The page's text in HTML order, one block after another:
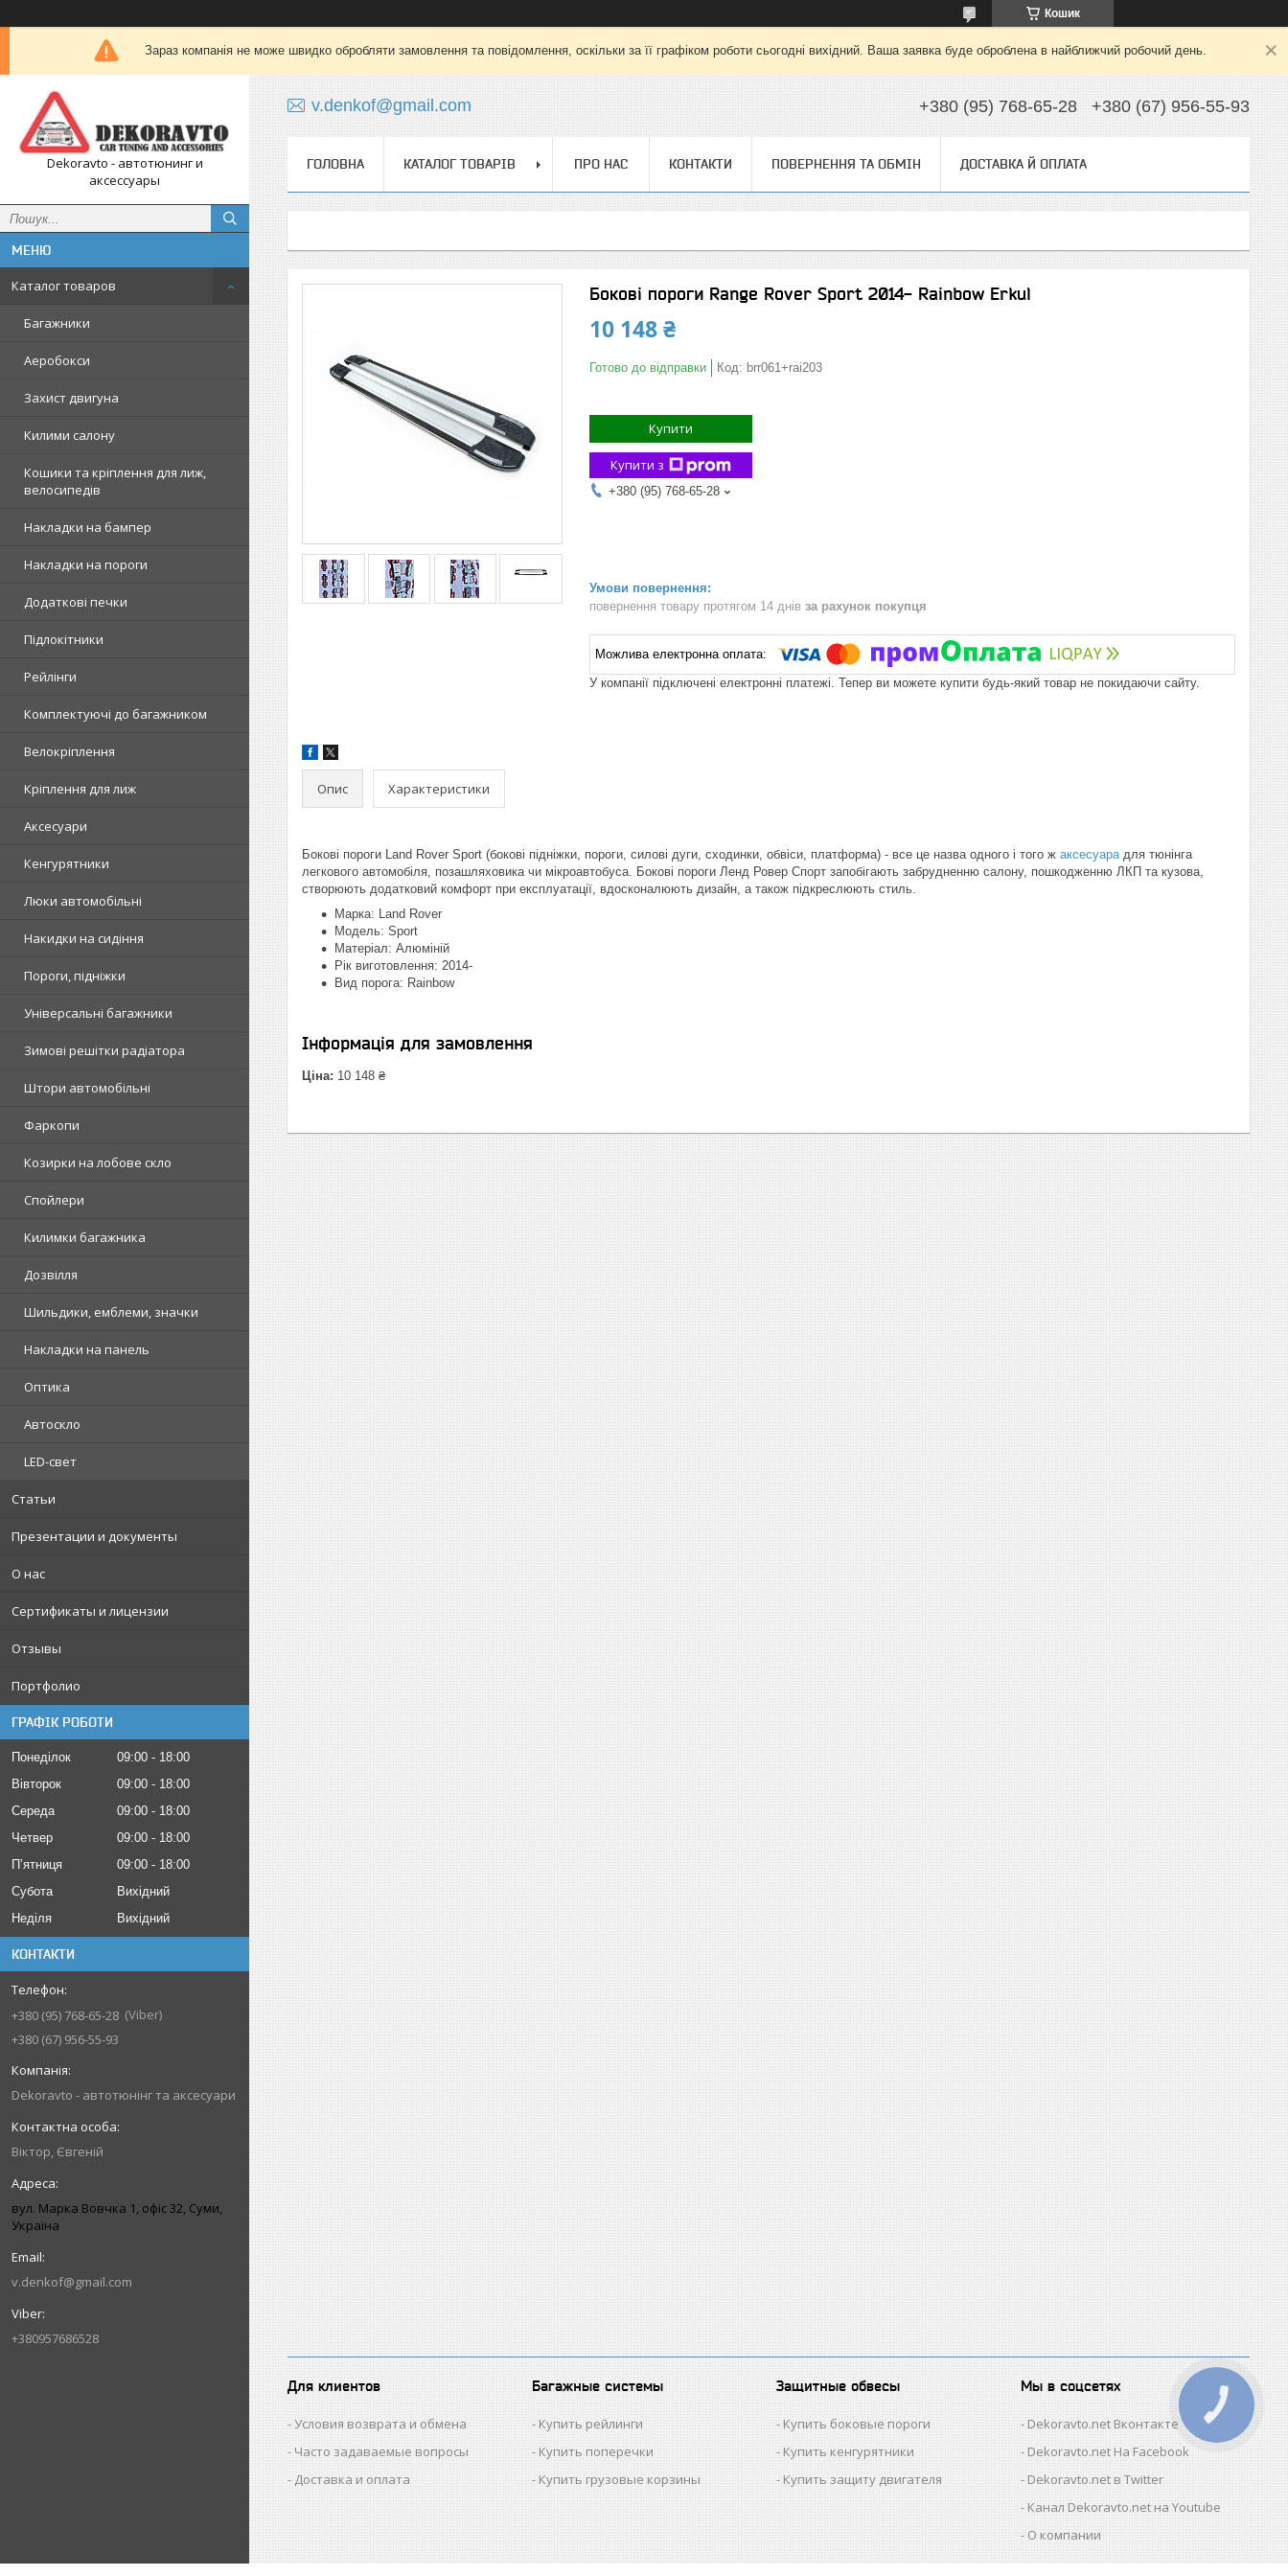
Кошик
Зараз компанія не може швидко обробляти замовлення та повідомлення, оскільки за її графіком роботи сьогодні вихідний. Ваша заявка буде оброблена в найближчий робочий день.
Dekoravto - автотюнинг и
аксессуары
Каталог товаров
Багажники
Аеробокси
Захист двигуна
Килими салону
Кошики та кріплення для лиж,
велосипедів
Накладки на бампер
Накладки на пороги
Додаткові печки
Підлокітники
Рейлінги
Комплектуючі до багажником
Велокріплення
Кріплення для лиж
Аксесуари
Кенгурятники
Люки автомобільні
Накидки на сидіння
Пороги, підніжки
Універсальні багажники
Зимові решітки радіатора
Штори автомобільні
Фаркопи
Козирки на лобове скло
Спойлери
Килимки багажника
Дозвілля
Шильдики, емблеми, значки
Накладки на панель
Оптика
Автоскло
LED-свет
Статьи
Презентации и документы
О нас
Сертификаты и лицензии
Отзывы
Портфолио
ГРАФІК РОБОТИ
Понеділок 09:00
18:00
Вівторок
09:00
18:00
Середа
09:00
18:00
Четвер
09:00
18:00
Пʼятниця
09:00
18:00
Субота
Вихідний
Неділя
Вихідний
КОНТАКТИ
+380 (95) 768-65-28 Viber
+380 (67) 956-55-93
Dekoravto - автотюнінг та аксесуари
Віктор, Євгеній
вул. Марка Вовчка 1, офіс 32, Суми,
Україна
v.denkof@gmail.com
+380957686528
v.denkof@gmail.com +380 (95) 768-65-28 +380 (67) 956-55-93
ГОЛОВНА КАТАЛОГ ТОВАРІВ ПРО НАС КОНТАКТИ ПОВЕРНЕННЯ ТА ОБМІН ДОСТАВКА Й ОПЛАТА
Бокові пороги Range Rover Sport 2014- Rainbow Erkul
10 148 ₴
Готово до відправки Код: brr061+rai203
Купити
Купити з
+380 (95) 768-65-28
повернення товару протягом 14 днів за рахунок покупця
У компанії підключені електронні платежі. Тепер ви можете купити будь-який товар не покидаючи сайту.
Опис Характеристики
Бокові пороги Land Rover Sport (бокові підніжки, пороги, силові дуги, сходинки, обвіси, платформа) - все це назва одного і того ж аксесуарадля тюнінга
легкового автомобіля, позашляховика чи мікроавтобуса. Бокові пороги Ленд Ровер Спорт запобігають забрудненню салону, пошкодженню ЛКП та кузова,
створюють додатковий комфорт при експлуатації, вдосконалюють дизайн, а також підкреслюють стиль.
Марка: Land Rover
Модель: Sport
Матеріал: Алюміній
Рік виготовлення: 2014-
Вид порога: Rainbow
Інформація для замовлення
Ціна: 10 148 ₴
Для клиентов
Условия возврата и обмена
Часто задаваемые вопросы
Доставка и оплата
Багажные системы
Купить рейлинги
Купить поперечки
Купить грузовые корзины
Защитные обвесы
Купить боковые пороги
Купить кенгурятники
Купить защиту двигателя
Мы в соцсетях
Dekoravto.net Вконтакте
Dekoravto.net На Facebook
Dekoravto.net в Twitter
Канал Dekoravto.net на Youtube
О компании
КНОПКА
ЗВ'ЯЗКУ